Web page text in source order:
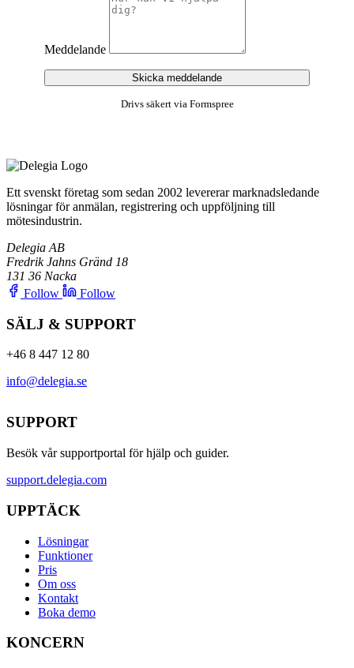
Meddelande
Skicka meddelande
Drivs säkert via Formspree
Ett svenskt företag som sedan 2002 levererar marknadsledande
lösningar för anmälan, registrering och uppföljning till
mötesindustrin.
Delegia AB
Fredrik Jahns Gränd 18
131 36 Nacka
Follow
Follow
SÄLJ & SUPPORT
+46 8 447 12 80
info@delegia.se
SUPPORT
Besök vår supportportal för hjälp och guider.
support.delegia.com
UPPTÄCK
Lösningar
Funktioner
Pris
Om oss
Kontakt
Boka demo
KONCERN